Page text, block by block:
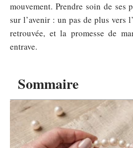
Sommaire
mouvement. Prendre soin de ses
sur l’avenir : un pas de plus vers
retrouvée, et la promesse de
entrave.